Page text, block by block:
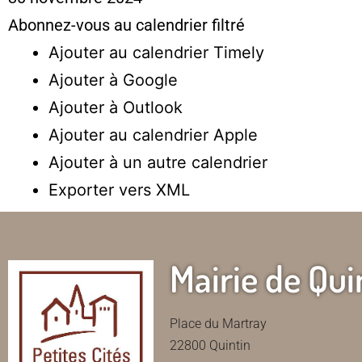
Abonnez-vous au calendrier filtré
Ajouter au calendrier Timely
Ajouter à Google
Ajouter à Outlook
Ajouter au calendrier Apple
Ajouter à un autre calendrier
Exporter vers XML
Mairie de
Place du Martray
22800 Quintin